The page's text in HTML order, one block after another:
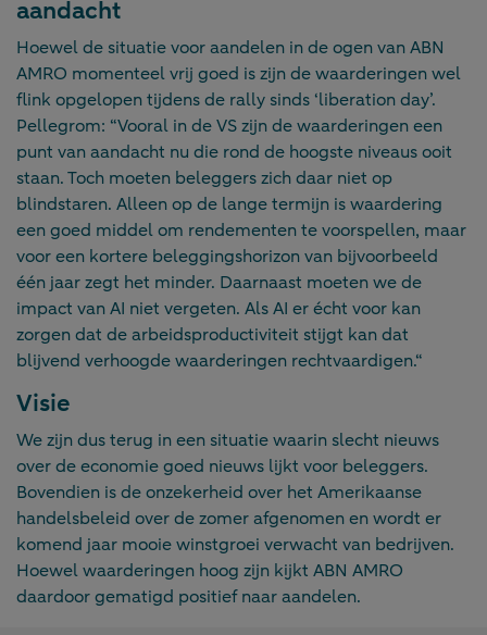
aandacht
Hoewel de situatie voor aandelen in de ogen van ABN
AMRO momenteel vrij goed is zijn de waarderingen wel
flink opgelopen tijdens de rally sinds ‘liberation day’.
Pellegrom: “Vooral in de VS zijn de waarderingen een
punt van aandacht nu die rond de hoogste niveaus ooit
staan. Toch moeten beleggers zich daar niet op
blindstaren. Alleen op de lange termijn is waardering
een goed middel om rendementen te voorspellen, maar
voor een kortere beleggingshorizon van bijvoorbeeld
één jaar zegt het minder. Daarnaast moeten we de
impact van AI niet vergeten. Als AI er écht voor kan
zorgen dat de arbeidsproductiviteit stijgt kan dat
blijvend verhoogde waarderingen rechtvaardigen.“
Visie
We zijn dus terug in een situatie waarin slecht nieuws
over de economie goed nieuws lijkt voor beleggers.
Bovendien is de onzekerheid over het Amerikaanse
handelsbeleid over de zomer afgenomen en wordt er
komend jaar mooie winstgroei verwacht van bedrijven.
Hoewel waarderingen hoog zijn kijkt ABN AMRO
daardoor gematigd positief naar aandelen.